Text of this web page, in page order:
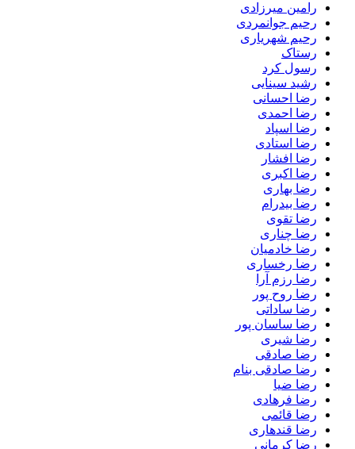
رامین میرزادی
رحیم جوانمردی
رحیم شهریاری
رستاک
رسول کرد
رشید سینایی
رضا احسانی
رضا احمدی
رضا اسپاد
رضا استادی
رضا افشار
رضا اکبری
رضا بهاری
رضا بیدرام
رضا تقوی
رضا چناری
رضا خادمیان
رضا رخساری
رضا رزم آرا
رضا روح پور
رضا ساداتی
رضا ساسان پور
رضا شیری
رضا صادقی
رضا صادقی بنام
رضا ضیا
رضا فرهادی
رضا قائمی
رضا قندهاری
رضا کرمانی